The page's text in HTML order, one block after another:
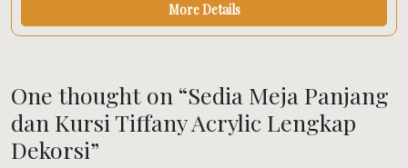
More Details
One thought on “Sedia Meja Panjang
dan Kursi Tiffany Acrylic Lengkap
Dekorsi”